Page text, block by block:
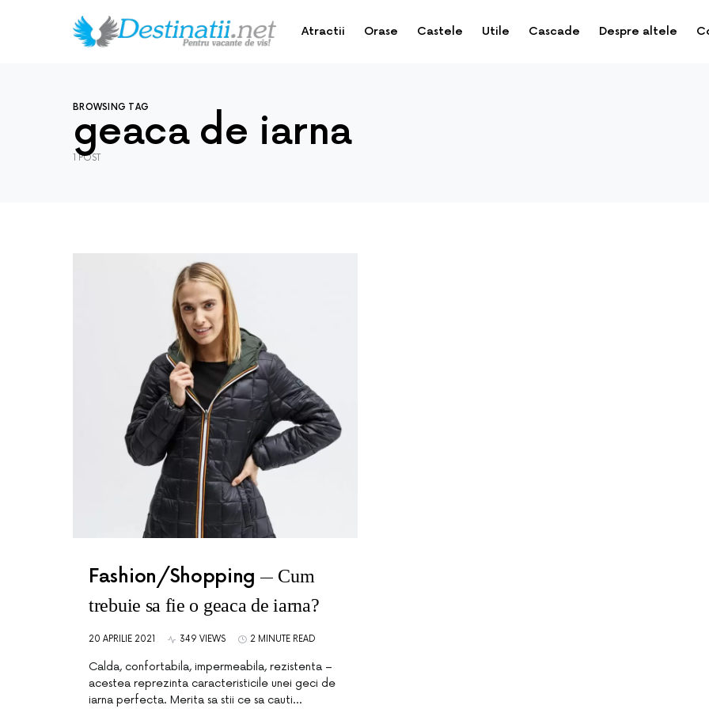
Atractii Orase Castele Utile Cascade Despre altele
BROWSING TAG
geaca de iarna
1 POST
Fashion/Shopping
Cum
trebuie sa fie o geaca de iarna?
20 APRILIE 2021 349 VIEWS 2 MINUTE READ
Calda, confortabila, impermeabila, rezistenta –
acestea reprezinta caracteristicile unei geci de
iarna perfecta. Merita sa stii ce sa cauti…